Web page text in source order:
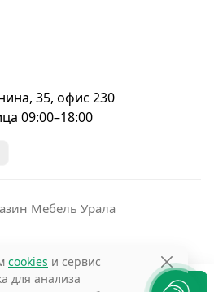
В корзину
35, офис 230
09:00–18:00
Мебель Урала
cookies и сервис
для анализа